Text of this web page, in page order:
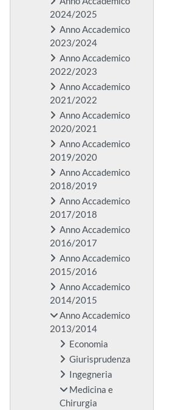
2024/2025
Anno Accademico
2023/2024
Anno Accademico
2022/2023
Anno Accademico
2021/2022
Anno Accademico
2020/2021
Anno Accademico
2019/2020
Anno Accademico
2018/2019
Anno Accademico
2017/2018
Anno Accademico
2016/2017
Anno Accademico
2015/2016
Anno Accademico
2014/2015
Anno Accademico
2013/2014
Economia
Giurisprudenza
Ingegneria
Medicina e
Chirurgia